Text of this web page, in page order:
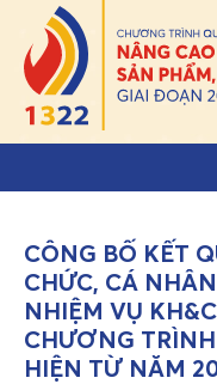
Skip to content
CÔNG BỐ KẾT
CHỨC, CÁ
NHIỆM VỤ
CHƯƠNG
HIỆN TỪ NĂM